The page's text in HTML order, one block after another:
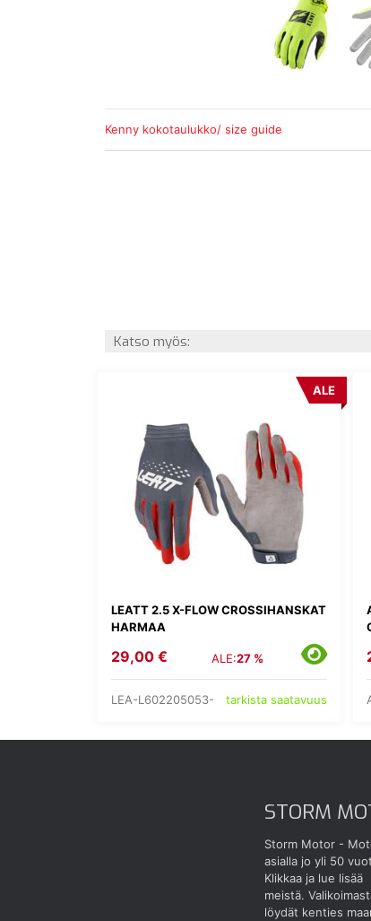
Kenny kokotaulukko/ size guide
Katso myös:
LEATT 2.5 X-FLOW CROSSIHANSKAT
HARMAA
ALE
29,00 € ALE:27 %
LEA-L602205053- tarkista saatavuus
STORM
Storm Motor -
asialla jo yli 50
Klikkaa ja lue lisää
meistä.
löydät kenties